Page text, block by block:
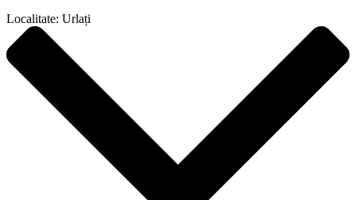
Localitate: Urlați